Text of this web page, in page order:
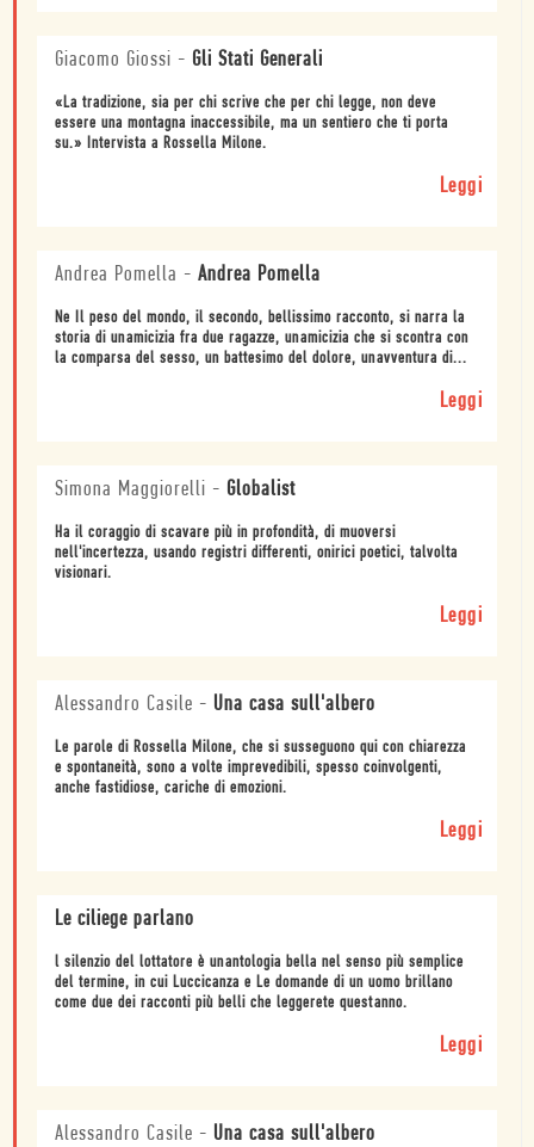
Giacomo Giossi - Gli Stati Generali
«La tradizione, sia per chi scrive che per chi legge, non deve
essere una montagna inaccessibile, ma un sentiero che ti porta
su.» Intervista a Rossella Milone.
Leggi
Andrea Pomella - Andrea Pomella
Ne Il peso del mondo, il secondo, bellissimo racconto, si narra la
storia di unamicizia fra due ragazze, unamicizia che si scontra con
la comparsa del sesso, un battesimo del dolore, unavventura di...
Leggi
Simona Maggiorelli - Globalist
Ha il coraggio di scavare più in profondità, di muoversi
nell'incertezza, usando registri differenti, onirici poetici, talvolta
visionari.
Leggi
Alessandro Casile - Una casa sull'albero
Le parole di Rossella Milone, che si susseguono qui con chiarezza
e spontaneità, sono a volte imprevedibili, spesso coinvolgenti,
anche fastidiose, cariche di emozioni.
Leggi
Le ciliege parlano
l silenzio del lottatore è unantologia bella nel senso più semplice
del termine, in cui Luccicanza e Le domande di un uomo brillano
come due dei racconti più belli che leggerete questanno.
Leggi
Alessandro Casile - Una casa sull'albero